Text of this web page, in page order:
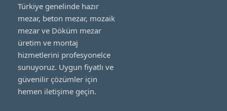
Türkiye genelinde hazır
mezar, beton mezar, mozaik
mezar ve Döküm mezar
üretim ve montaj
hizmetlerini profesyonelce
sunuyoruz. Uygun fiyatlı ve
güvenilir çözümler için
hemen iletişime geçin.